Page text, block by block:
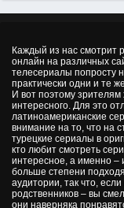
Каждый из нас смотрит
онлайн на различных
телесериалы попросту
практически одни и те
И вот поэтому зрителям
интересного. Для это
латиноамериканские
внимание на то, что на
турецкие сериалы в
кто любит смотреть
интересное, а именно –
больше степени
аудитории, так что,
родственников – вы
они наверняка